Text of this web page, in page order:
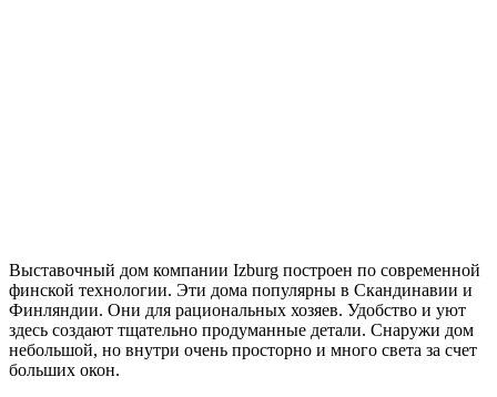
Выставочный дом компании Izburg построен по современной
финской технологии. Эти дома популярны в Скандинавии и
Финляндии. Они для рациональных хозяев. Удобство и уют
здесь создают тщательно продуманные детали. Снаружи дом
небольшой, но внутри очень просторно и много света за счет
больших окон.